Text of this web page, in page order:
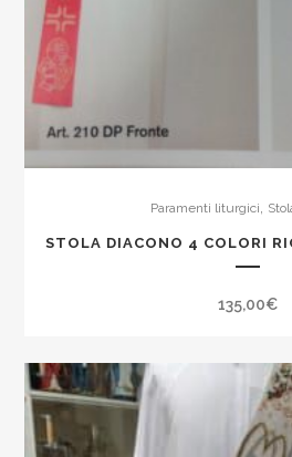
Paramenti liturgici,
STOLA DIACONO 4 COLORI
135,00€